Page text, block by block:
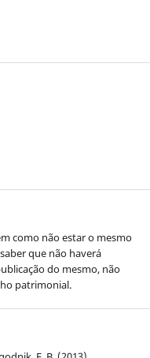
como não estar o mesmo
que não haverá
do mesmo, não
patrimonial.